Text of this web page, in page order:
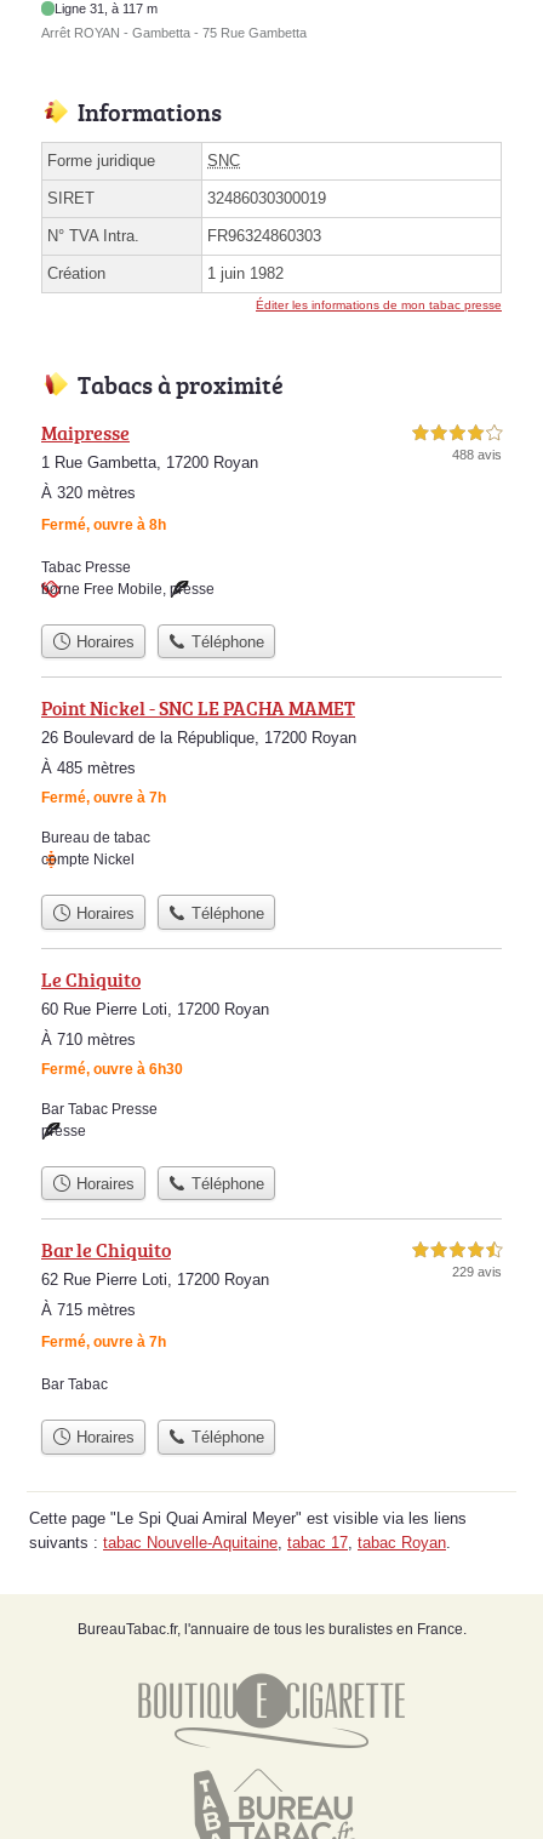
Ligne 31, à 117 m
Arrêt ROYAN - Gambetta - 75 Rue Gambetta
Informations
Forme juridique SNC
SIRET 32486030300019
N° TVA Intra. FR96324860303
Création 1 juin 1982
Éditer les informations de mon tabac presse
Tabacs à proximité
Maipresse
1 Rue Gambetta, 17200 Royan
À 320 mètres
Fermé, ouvre à 8h
4,0 étoiles sur 5
488 avis
Tabac Presse
borne Free Mobile, presse
Horaires Téléphone
Point Nickel - SNC LE PACHA MAMET
26 Boulevard de la République, 17200 Royan
À 485 mètres
Fermé, ouvre à 7h
Bureau de tabac
compte Nickel
Horaires Téléphone
Le Chiquito
60 Rue Pierre Loti, 17200 Royan
À 710 mètres
Fermé, ouvre à 6h30
Bar Tabac Presse
presse
Horaires Téléphone
Bar le Chiquito
62 Rue Pierre Loti, 17200 Royan
À 715 mètres
Fermé, ouvre à 7h
4,5 étoiles sur 5
229 avis
Bar Tabac
Horaires Téléphone
Cette page "Le Spi Quai Amiral Meyer" est visible via les liens
suivants : tabac Nouvelle-Aquitaine tabac 17 tabac Royan
BureauTabac.fr, l'annuaire de tous les buralistes en France.